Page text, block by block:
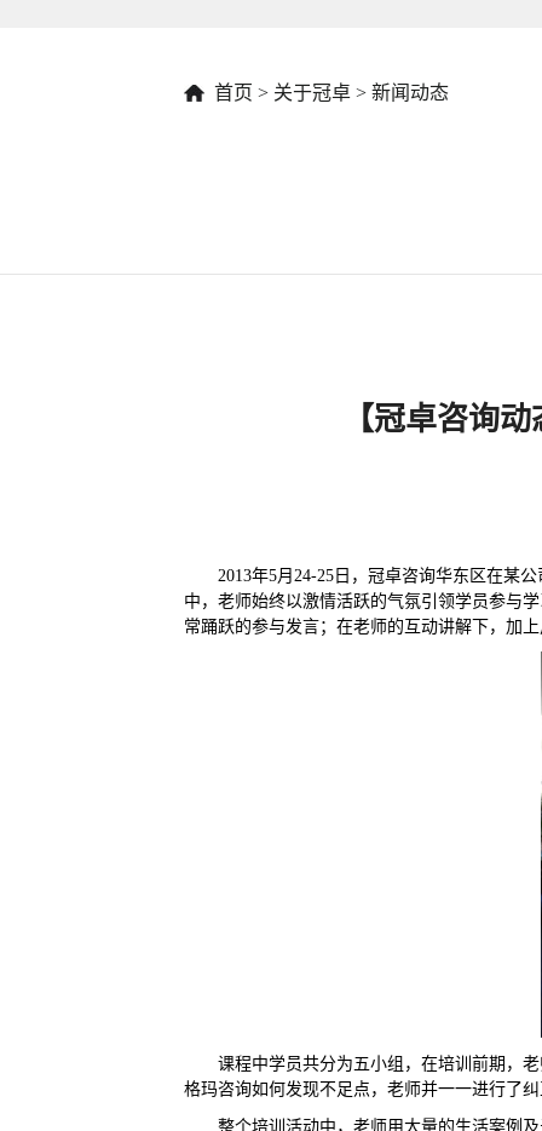
首页 > 关于冠卓 > 新闻动态
【冠卓咨询
2013年5月24-25日，冠卓咨询华东区在某
中，老师始终以激情活跃的气氛引领学员参与
常踊跃的参与发言；在老师的互动讲解下，加
课程中学员共分为五小组，在培训前期，
格玛咨询如何发现不足点，老师并一一进行了
整个培训活动中，老师用大量的生活案例